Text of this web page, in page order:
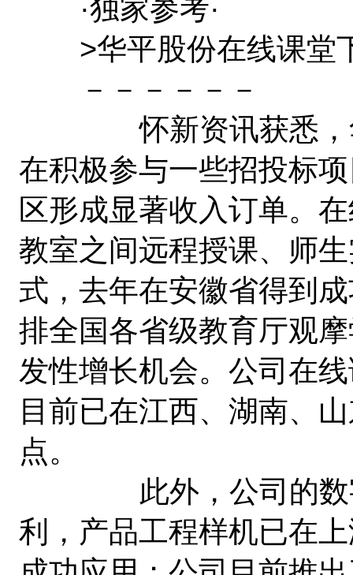
·独家参考·
>华平股份在线课堂
－－－－－－
怀新资讯获悉，华
在积极参与一些招投标
区形成显著收入订单。
教室之间远程授课、师
式，去年在安徽省得到
排全国各省级教育厅观
发性增长机会。公司在
目前已在江西、湖南、
点。
此外，公司的数字
利，产品工程样机已在